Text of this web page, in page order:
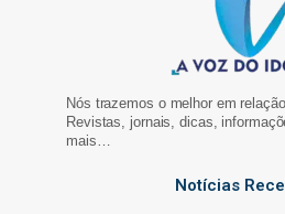
Nós trazemos o melhor em
Revistas, jornais, dicas,
mais…
Notícias